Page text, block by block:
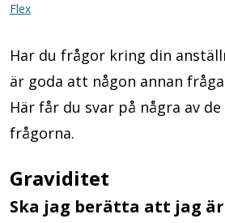
Flex
Har du frågor kring din
är goda att någon annan
Här får du svar på några av
frågorna.
Graviditet
Ska jag berätta att jag